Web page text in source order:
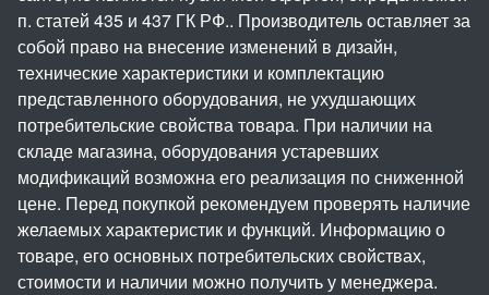
п. статей 435 и 437 ГК РФ.. Производитель оставляет за
собой право на внесение изменений в дизайн,
технические характеристики и комплектацию
представленного оборудования, не ухудшающих
потребительские свойства товара. При наличии на
складе магазина, оборудования устаревших
модификаций возможна его реализация по сниженной
цене. Перед покупкой рекомендуем проверять наличие
желаемых характеристик и функций. Информацию о
товаре, его основных потребительских свойствах,
стоимости и наличии можно получить у менеджера.